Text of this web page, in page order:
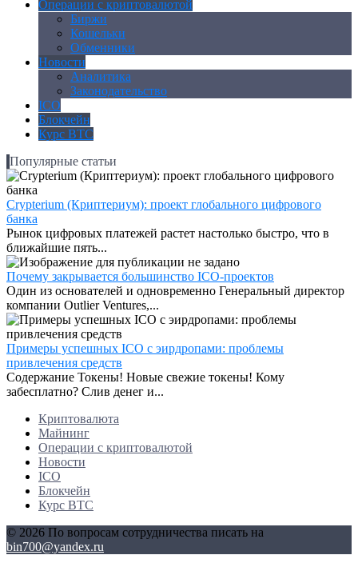
Операции с криптовалютой
Биржи
Кошельки
Обменники
Новости
Аналитика
Законодательство
ICO
Блокчейн
Курс BTC
Популярные статьи
Crypterium (Криптериум): проект глобального цифрового
банка
Рынок цифровых платежей растет настолько быстро, что в
ближайшие пять...
Почему закрывается большинство ICO-проектов
Один из основателей и одновременно Генеральный директор
компании Outlier Ventures,...
Примеры успешных ICO с эирдропами: проблемы
привлечения средств
Содержание Токены! Новые свежие токены! Кому
забесплатно? Слив денег и...
Криптовалюта
Майнинг
Операции с криптовалютой
Новости
ICO
Блокчейн
Курс BTC
© 2026 По вопросам сотрудничества писать на
bin700@yandex.ru